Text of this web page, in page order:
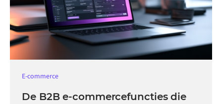
E-commerce
De B2B e-commercefuncties die